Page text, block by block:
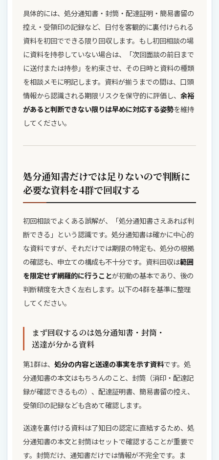
具体的には、処分通知書・封筒・配達証明・簡易書留の
控え・受領印の記録など、日付を客観的に裏付けられる
資料を初回でできる限り回収します。もし初回相談の場
に資料を持参していない場合は、「次回面談の前日まで
に送付または持参」を約束させ、その日時と資料の種類
を相談メモに明記します。資料が揃うまでの間は、口頭
情報から認識される期限リスクを保守的に評価し、余裕
があると判断できない限りは早めに対応する姿勢を維持
してください。
処分通知書だけでは足りないので判断に
必要な資料を4群で回収する
初回相談でよくある誤解が、「処分通知書さえあれば判
断できる」という認識です。処分通知書は確かに中心的
な資料ですが、それだけでは期限の特定も、処分の根拠
の確認も、申立ての構成も不十分です。資料回収は範囲
を限定せず網羅的に行うことが初動の基本であり、後の
判断精度を大きく左右します。以下の4群を基準に整理
してください。
まず回収するのは処分通知書・封筒・
送達が分かる資料
第1群は、処分の内容と送達の事実を示す資料です。処
分通知書の本文はもちろんのこと、封筒（消印・配達記
録が確認できるもの）、配達証明書、簡易書留の控え、
受領印の記録なども含めて確認します。
送達を裏付ける資料は了知日の認定に直結するため、処
分通知書の本文と封筒はセットで確認することが重要で
す。封筒だけ、通知書だけでは情報が不完全です。ま